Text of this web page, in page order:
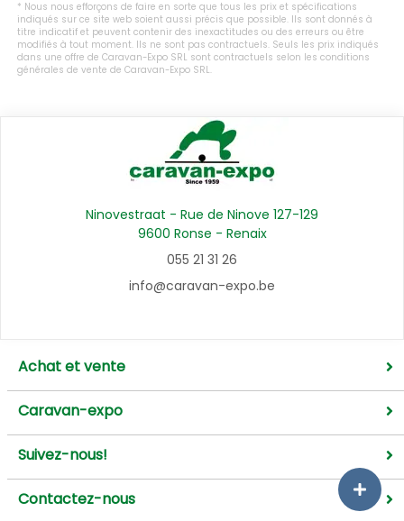
Nous nous efforçons de faire en sorte que tous les prix et spécifications
indiqués sur ce site web soient aussi précis que possible. Ils sont donnés à
titre indicatif et peuvent contenir des inexactitudes ou des erreurs ou être
modifiés à tout moment. Ils ne sont pas contractuels. Seuls les prix indiqués
dans une offre de Caravan-Expo SRL sont contractuels selon les conditions
générales de vente de Caravan-Expo SRL.
Ninovestraat - Rue de Ninove 127-129
9600 Ronse - Renaix
055 21 31 26
info@caravan-expo.be
Achat et vente
Caravan-expo
Suivez-nous!
Contactez-nous